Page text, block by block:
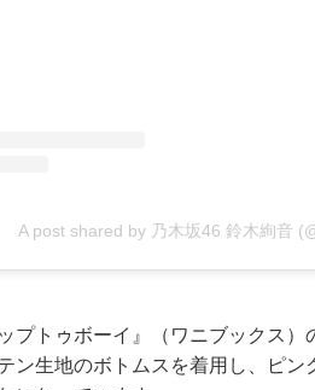
A post shared by 乃木坂46 鈴木絢音
プトゥボーイ』（ワニブックス
ン生地のボトムスを着用し、ピ